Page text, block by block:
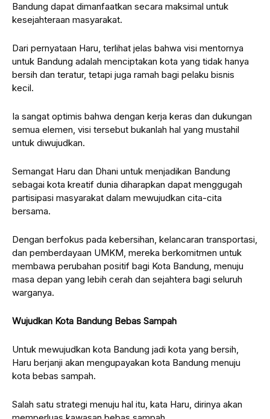
Bandung dapat dimanfaatkan secara maksimal untuk
kesejahteraan masyarakat.
Dari pernyataan Haru, terlihat jelas bahwa visi mentornya
untuk Bandung adalah menciptakan kota yang tidak hanya
bersih dan teratur, tetapi juga ramah bagi pelaku bisnis
kecil.
Ia sangat optimis bahwa dengan kerja keras dan dukungan
semua elemen, visi tersebut bukanlah hal yang mustahil
untuk diwujudkan.
Semangat Haru dan Dhani untuk menjadikan Bandung
sebagai kota kreatif dunia diharapkan dapat menggugah
partisipasi masyarakat dalam mewujudkan cita-cita
bersama.
Dengan berfokus pada kebersihan, kelancaran transportasi,
dan pemberdayaan UMKM, mereka berkomitmen untuk
membawa perubahan positif bagi Kota Bandung, menuju
masa depan yang lebih cerah dan sejahtera bagi seluruh
warganya.
Wujudkan Kota Bandung Bebas Sampah
Untuk mewujudkan kota Bandung jadi kota yang bersih,
Haru berjanji akan mengupayakan kota Bandung menuju
kota bebas sampah.
Salah satu strategi menuju hal itu, kata Haru, dirinya akan